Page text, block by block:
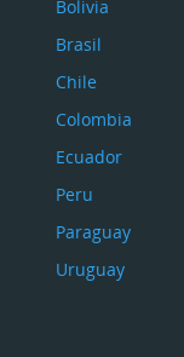
Bolivia
Brasil
Chile
Colombia
Ecuador
Peru
Paraguay
Uruguay